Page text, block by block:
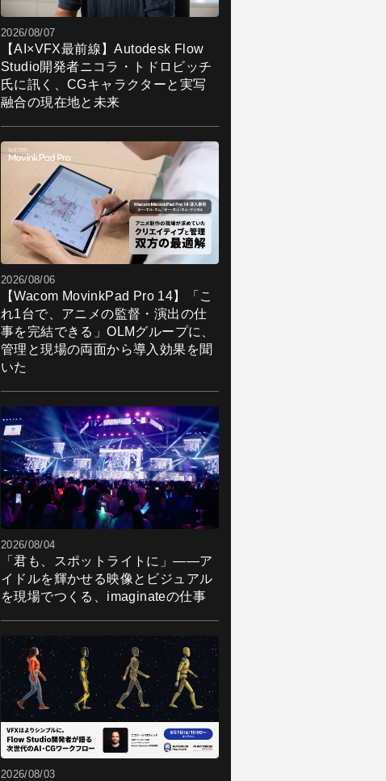
2026/08/07
【AI×VFX最前線】Autodesk Flow
Studio開発者ニコラ・トドロビッチ
氏に訊く、CGキャラクターと実写
融合の現在地と未来
2026/08/06
【Wacom MovinkPad Pro 14】「こ
れ1台で、アニメの監督・演出の仕
事を完結できる」OLMグループに、
管理と現場の両面から導入効果を聞
いた
2026/08/04
「君も、スポットライトに」――ア
イドルを輝かせる映像とビジュアル
を現場でつくる、imaginateの仕事
2026/08/03